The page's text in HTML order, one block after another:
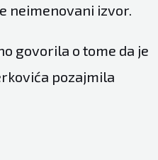
neimenovani izvor.
govorila o tome da je
pozajmila